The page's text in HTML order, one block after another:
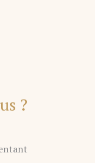
?